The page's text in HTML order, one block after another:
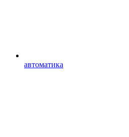
автоматика